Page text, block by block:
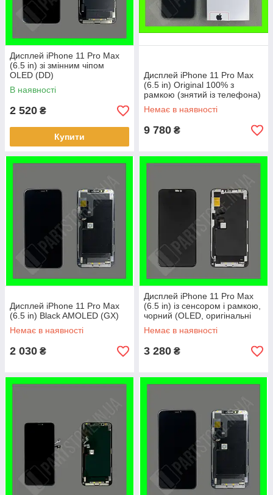
Дисплей iPhone 11 Pro Max
(6.5 in) зі змінним чіпом
OLED (DD)
В наявності
2 520 ₴
Купити
Дисплей iPhone 11 Pro Max
(6.5 in) Original 100% з
рамкою (знятий із телефона)
Немає в наявності
9 780 ₴
Дисплей iPhone 11 Pro Max
(6.5 in) Black AMOLED (GX)
Немає в наявності
2 030 ₴
Дисплей iPhone 11 Pro Max
(6.5 in) із сенсором і рамкою,
чорний (OLED, оригінальні
комплектуючі)
Немає в наявності
3 280 ₴